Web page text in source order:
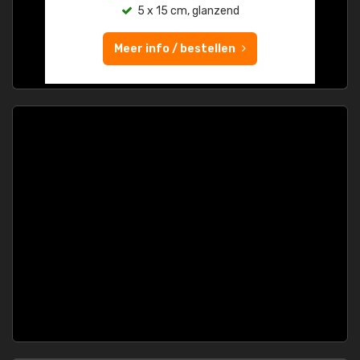
5 x 15 cm, glanzend
Meer info / bestellen